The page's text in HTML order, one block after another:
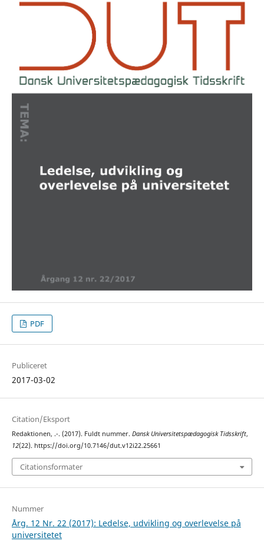
PDF
Publiceret
2017-03-02
Citation/Eksport
Redaktionen, .-. (2017). Fuldt nummer. Dansk Universitetspædagogisk Tidsskrift,
12(22). https://doi.org/10.7146/dut.v12i22.25661
Citationsformater
Nummer
Årg. 12 Nr. 22 (2017): Ledelse, udvikling og overlevelse på
universitetet